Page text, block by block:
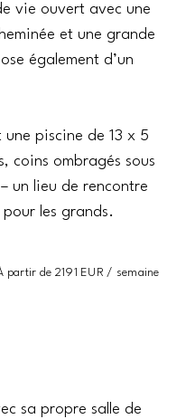
vie ouvert avec une
et une grande
également d’un
piscine de 13 x 5
coins ombragés sous
un lieu de rencontre
les grands.
partir de 2191 EUR / semaine
sa propre salle de